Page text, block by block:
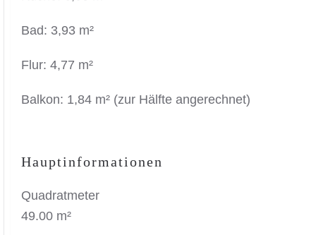
Bad: 3,93 m²
Flur: 4,77 m²
Balkon: 1,84 m² (zur Hälfte angerechnet)
Hauptinformationen
Quadratmeter
49.00 m²